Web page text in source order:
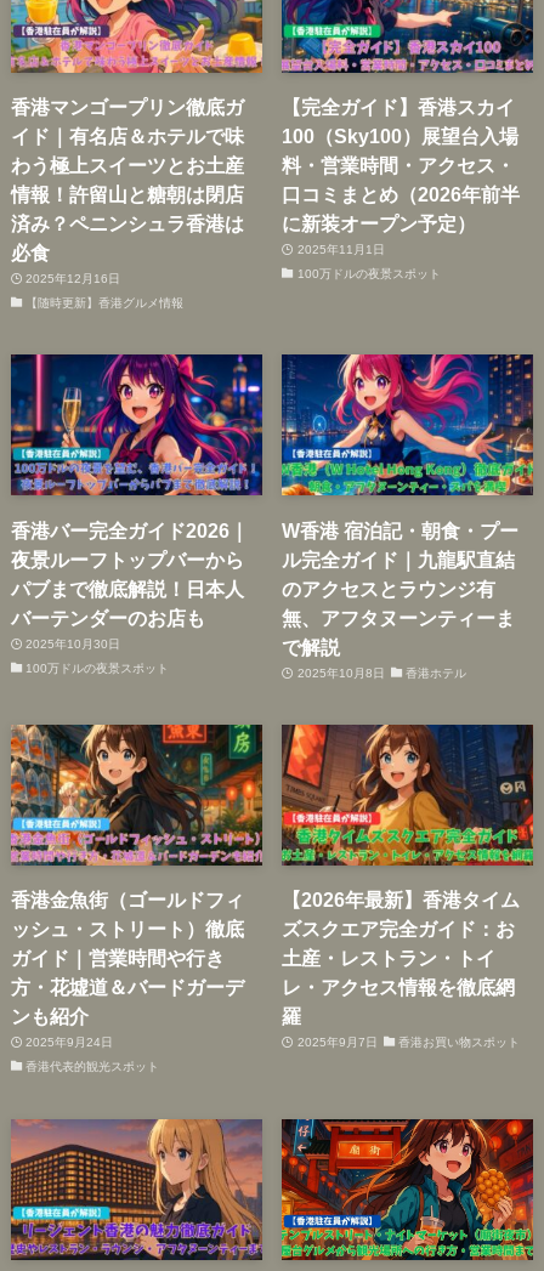
香港マンゴープリン徹底ガ
イド｜有名店＆ホテルで味
わう極上スイーツとお土産
情報！許留山と糖朝は閉店
済み？ペニンシュラ香港は
必食
2025年12月16日
【随時更新】香港グルメ情報
【完全ガイド】香港スカイ
100（Sky100）展望台入場
料・営業時間・アクセス・
口コミまとめ（2026年前半
に新装オープン予定）
2025年11月1日
100万ドルの夜景スポット
香港バー完全ガイド2026｜
夜景ルーフトップバーから
パブまで徹底解説！日本人
バーテンダーのお店も
2025年10月30日
100万ドルの夜景スポット
W香港 宿泊記・朝食・プー
ル完全ガイド｜九龍駅直結
のアクセスとラウンジ有
無、アフタヌーンティーま
で解説
2025年10月8日 香港ホテル
香港金魚街（ゴールドフィ
ッシュ・ストリート）徹底
ガイド｜営業時間や行き
方・花墟道＆バードガーデ
ンも紹介
2025年9月24日
香港代表的観光スポット
【2026年最新】香港タイム
ズスクエア完全ガイド：お
土産・レストラン・トイ
レ・アクセス情報を徹底網
羅
2025年9月7日 香港お買い物スポット